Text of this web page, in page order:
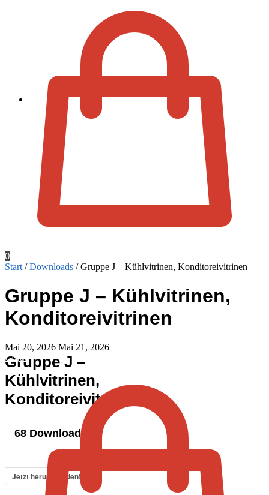
Zur Kassa
€0,00
0
Start /Downloads /Gruppe J – Kühlvitrinen, Konditoreivitrinen
Gruppe J – Kühlvitrinen,
Konditoreivitrinen
Mai 20, 2026 Mai 21, 2026
Gruppe J –
Kühlvitrinen,
Konditoreivitrinen
68 Downloads
Jetzt herunterladen!